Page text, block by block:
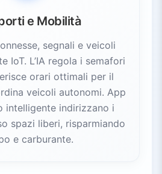
e Mobilità
segnali e veicoli
IoT. L’IA regola i semafori
orari ottimali per il
veicoli autonomi. App
intelligente indirizzano i
spazi liberi, risparmiando
e carburante.